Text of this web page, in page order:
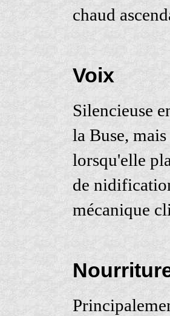
chaud
Voix
Silencieuse
la Buse,
lorsqu'elle
de
mécanique